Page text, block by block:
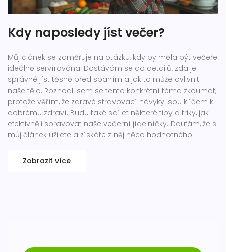
Kdy naposledy jíst večer?
Můj článek se zaměřuje na otázku, kdy by měla být večeře
ideálně servírována. Dostávám se do detailů, zda je
správné jíst těsně před spaním a jak to může ovlivnit
naše tělo. Rozhodl jsem se tento konkrétní téma zkoumat,
protože věřím, že zdravé stravovací návyky jsou klíčem k
dobrému zdraví. Budu také sdílet některé tipy a triky, jak
efektivněji spravovat naše večerní jídelníčky. Doufám, že si
můj článek užijete a získáte z něj něco hodnotného.
Zobrazit více